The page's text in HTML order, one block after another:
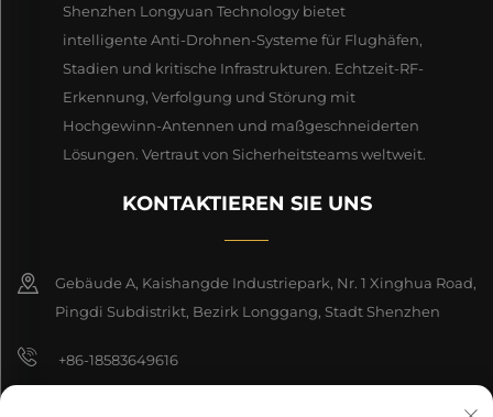
Shenzhen Longyuan Technology bietet
intelligente Anti-Drohnen-Systeme für Flughäfen,
Stadien und kritische Infrastrukturen. Echtzeit-RF-
Erkennung, Verfolgung und Störung mit
Hochgewinn-Antennen und maßgeschneiderten
Lösungen. Vertraut von Sicherheitsteams weltweit.
KONTAKTIEREN SIE UNS
Gebäude A, Kaishangde Industriepark, Nr. 1 Xinghua Road,
Pingdi Subdistrikt, Bezirk Longgang, Stadt Shenzhen
+86-18583649616